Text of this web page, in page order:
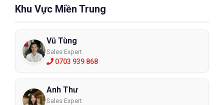
Khu Vực Miền Trung
Vũ Tùng
Sales Expert
0703 939 868
Anh Thư
Sales Expert